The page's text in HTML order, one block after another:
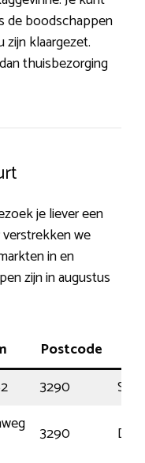
de boodschappen
klaargezet.
thuisbezorging
je liever een
we
in en
zijn in augustus
Postcode
3290
3290